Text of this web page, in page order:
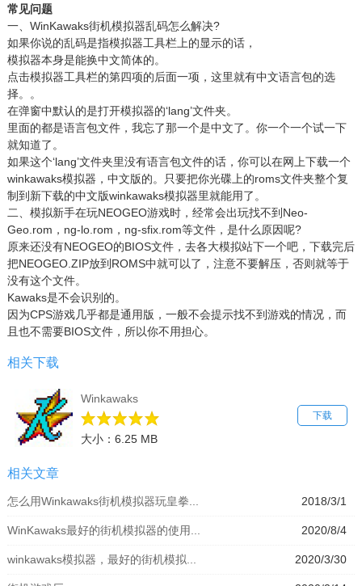
常见问题
一、WinKawaks街机模拟器乱码怎么解决?
如果你说的乱码是指模拟器工具栏上的显示的话，
模拟器本身是能换中文简体的。
点击模拟器工具栏的第四项的后面一项，这里就有中文语言包的选
择。。
在弹窗中默认的是打开模拟器的‘lang’文件夹。
里面的都是语言包文件，我忘了那一个是中文了。你一个一个试一下
就知道了。
如果这个‘lang’文件夹里没有语言包文件的话，你可以在网上下载一个
winkawaks模拟器，中文版的。只要把你光碟上的roms文件夹整个复
制到新下载的中文版winkawaks模拟器里就能用了。
二、模拟新手在玩NEOGEO游戏时，经常会出玩找不到Neo-
Geo.rom，ng-lo.rom，ng-sfix.rom等文件，是什么原因呢?
原来还没有NEOGEO的BIOS文件，去各大模拟站下一个吧，下载完后
把NEOGEO.ZIP放到ROMS中就可以了，注意不要解压，否则就等于
没有这个文件。
Kawaks是不会识别的。
因为CPS游戏几乎都是通用版，一般不会提示找不到游戏的情况，而
且也不需要BIOS文件，所以你不用担心。
相关下载
下载
Winkawaks
大小：6.25 MB
相关文章
2018/3/1
怎么用Winkawaks街机模拟器玩皇拳...
2020/8/4
WinKawaks最好的街机模拟器的使用...
2020/3/30
winkawaks模拟器，最好的街机模拟...